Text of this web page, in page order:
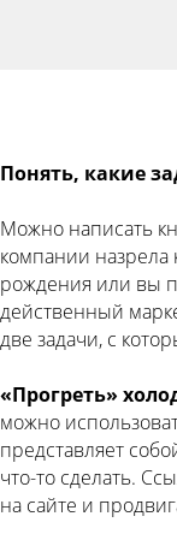
Понять, какие
Можно написать
компании назрела
рождения или вы
действенный
две задачи, с
«Прогреть»
можно
представляет
что-то сделать.
на сайте и